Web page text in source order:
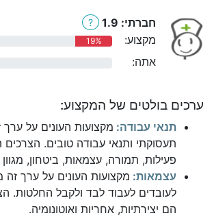
חברתי: 1.9 ?
מקצוע: 19%
אתה:
ערכים בולטים של המקצוע:
תנאי עבודה: מקצועות העונים על ערך
תעסוקתי ותנאי עבודה טובים.
פעילות, תמורה, עצמאות, ביטחון,
עצמאות: מקצועות העונים על ערך
לעובדים לעבוד לבד ולקבל החלטות.
הם יצירתיות, אחריות ואוטונומיה.